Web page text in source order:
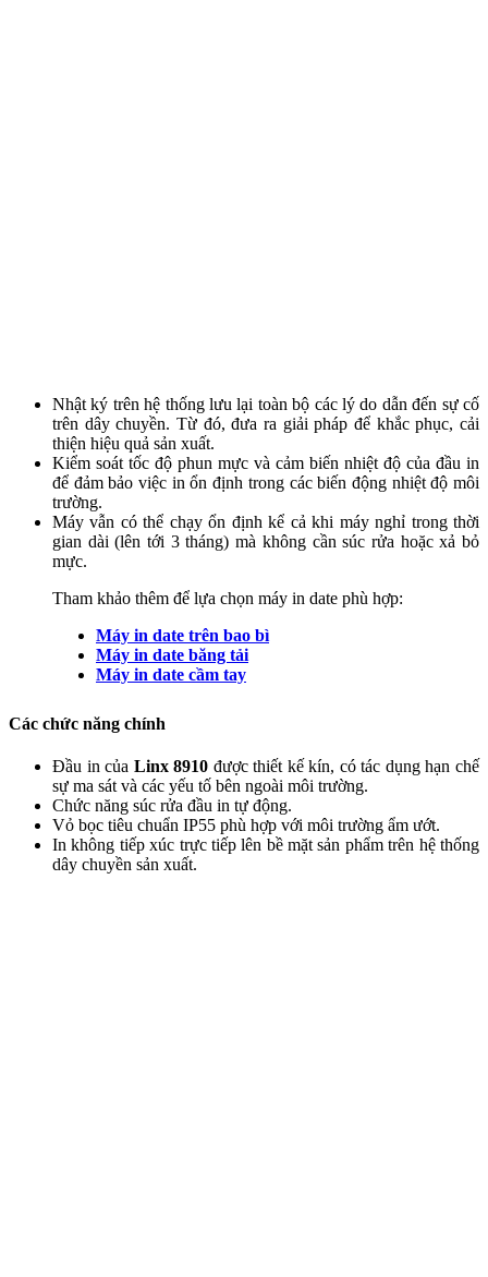
Nhật ký trên hệ thống lưu lại toàn bộ các lý do dẫn đến sự cố
trên dây chuyền. Từ đó, đưa ra giải pháp để khắc phục, cải
thiện hiệu quả sản xuất.
Kiểm soát tốc độ phun mực và cảm biến nhiệt độ của đầu in
để đảm bảo việc in ổn định trong các biến động nhiệt độ môi
trường.
Máy vẫn có thể chạy ổn định kể cả khi máy nghỉ trong thời
gian dài (lên tới 3 tháng) mà không cần súc rửa hoặc xả bỏ
mực.
Tham khảo thêm để lựa chọn máy in date phù hợp:
Máy in date trên bao bì
Máy in date băng tải
Máy in date cầm tay​
Các chức năng chính
Đầu in của Linx 8910 được thiết kế kín, có tác dụng hạn chế
sự ma sát và các yếu tố bên ngoài môi trường.
Chức năng súc rửa đầu in tự động.
Vỏ bọc tiêu chuẩn IP55 phù hợp với môi trường ẩm ướt.
In không tiếp xúc trực tiếp lên bề mặt sản phẩm trên hệ thống
dây chuyền sản xuất.